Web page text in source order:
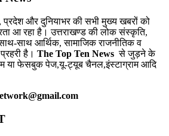
प्रदेश और दुनियाभर की सभी मुख्य खबरों को
आ रहा है। उत्तराखण्ड की लोक संस्कृति,
साथ आर्थिक, सामाजिक राजनीतिक व
है। The Top Ten News से जुड़ने के
या फेसबुक पेज,यू-ट्यूब चैनल,इंस्टाग्राम आदि